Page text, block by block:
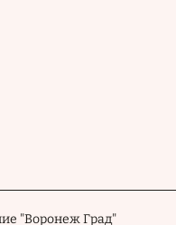
"Воронеж Град"